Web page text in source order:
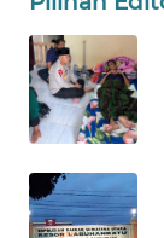
CO ID
WAHANANEWS
NET
SPORT